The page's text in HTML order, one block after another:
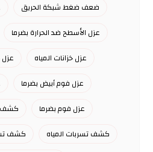
ضعف ضغط شبكة الحريق
عزل الأسطح ضد الحرارة بضرما
عزل خزانات المياه
عزل
عزل فوم أبيض بضرما
عزل فوم بضرما
كشف
كشف تسربات المياه
كشف